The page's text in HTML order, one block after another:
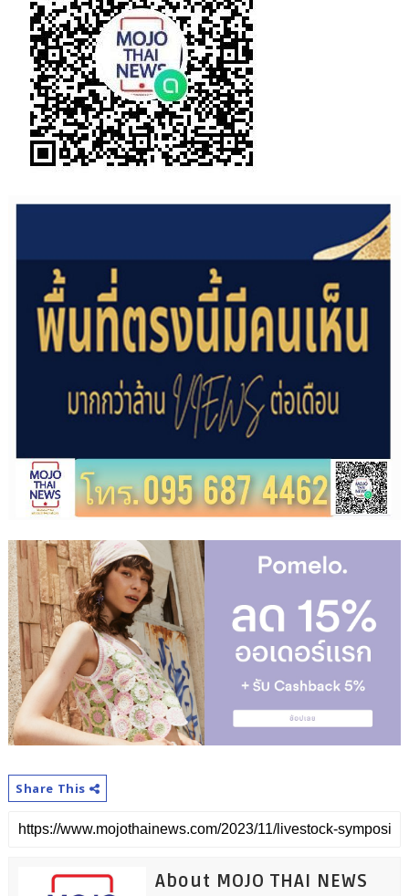
Share This
About MOJO THAI NEWS